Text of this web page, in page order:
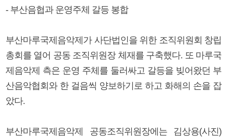
- 부산음협과 운영주체 갈등 봉합
부산마루국제음악제가 사단법인을 위한 조직위원회 창립
총회를 열어 공동 조직위원장 체재를 구축했다. 또 마루국
제음악제 측은 운영 주체를 둘러싸고 갈등을 빚어왔던 부
산음악협회와 한 걸음씩 양보하기로 하고 화해의 손을 잡
았다.
부산마루국제음악제 공동조직위원장에는 김상용(사진)